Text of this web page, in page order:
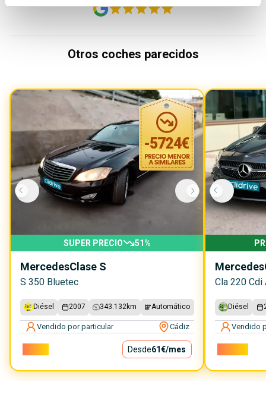
Otros coches parecidos
-5724€
SUPER PRECIO 51%
MercedesClase S
S 350 Bluetec
Diésel 2007 343.132km Automático
Vendido por particular Cádiz
Desde61€/mes
Mercedes
Cla 220 Cdi
Diésel
Vendido